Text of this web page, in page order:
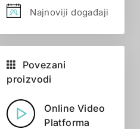
Najnoviji događaji
Povezani
proizvodi
Online Video
Platforma